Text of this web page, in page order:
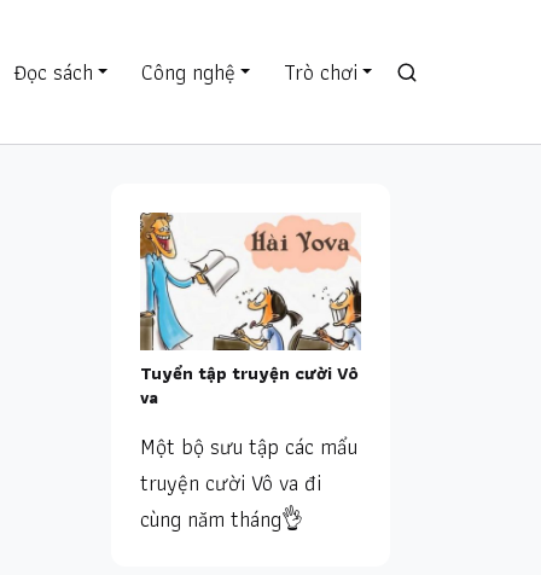
Đọc sách Công nghệ Trò chơi
Tuyển tập truyện cười Vô
va
Một bộ sưu tập các mẩu
truyện cười Vô va đi
cùng năm tháng👌